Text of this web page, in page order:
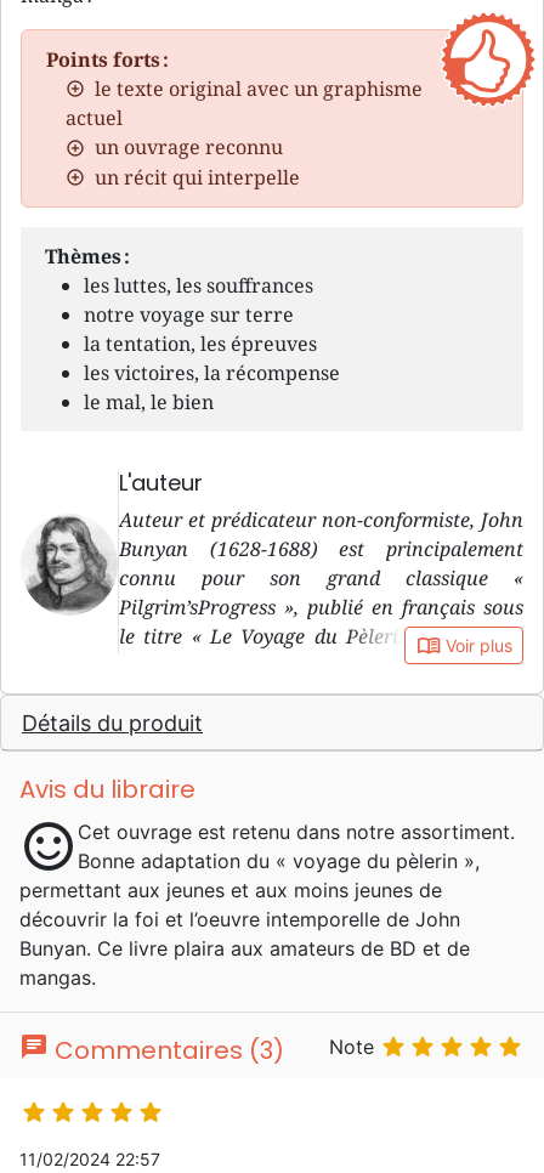
Points forts :
le texte original avec un graphisme
actuel
un ouvrage reconnu
un récit qui interpelle
Thèmes :
les luttes, les souffrances
notre voyage sur terre
la tentation, les épreuves
les victoires, la récompense
le mal, le bien
L'auteur
Auteur et prédicateur non-conformiste, John
Bunyan (1628-1688) est principalement
connu pour son grand classique «
Pilgrim’sProgress », publié en français sous
le titre « Le Voyage du Pèlerin ». Outre ce
titre traduit en plus de 200 langues, il a écrit
de nombreux ouvrages théologiques
populaires.
book_open Voir plus
Détails du produit
Avis du libraire
sentiment_satisfied Cet ouvrage est retenu dans notre assortiment.
Bonne adaptation du « voyage du pèlerin »,
permettant aux jeunes et aux moins jeunes de
découvrir la foi et l’oeuvre intemporelle de John
Bunyan. Ce livre plaira aux amateurs de BD et de
mangas.
chat Commentaires (3) Note     
    
11/02/2024 22:57